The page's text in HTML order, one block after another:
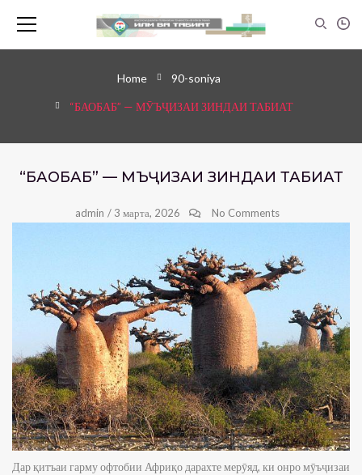
Home 90-soniya
“БАОБАБ” — МӮЪҶИЗАИ ЗИНДАИ ТАБИАТ
“БАОБАБ” — МӮЪҶИЗАИ ЗИНДАИ ТАБИАТ
admin / 3 марта, 2026 No Comments
Дар қитъаи гарму офтобии Африқо дарахте мерӯяд, ки онро мӯъҷизаи